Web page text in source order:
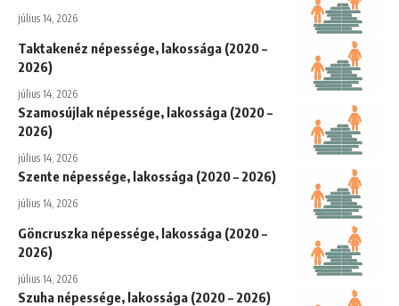
július 14, 2026
Taktakenéz népessége, lakossága (2020 –
2026)
július 14, 2026
Szamosújlak népessége, lakossága (2020 –
2026)
július 14, 2026
Szente népessége, lakossága (2020 – 2026)
július 14, 2026
Göncruszka népessége, lakossága (2020 –
2026)
július 14, 2026
Szuha népessége, lakossága (2020 – 2026)